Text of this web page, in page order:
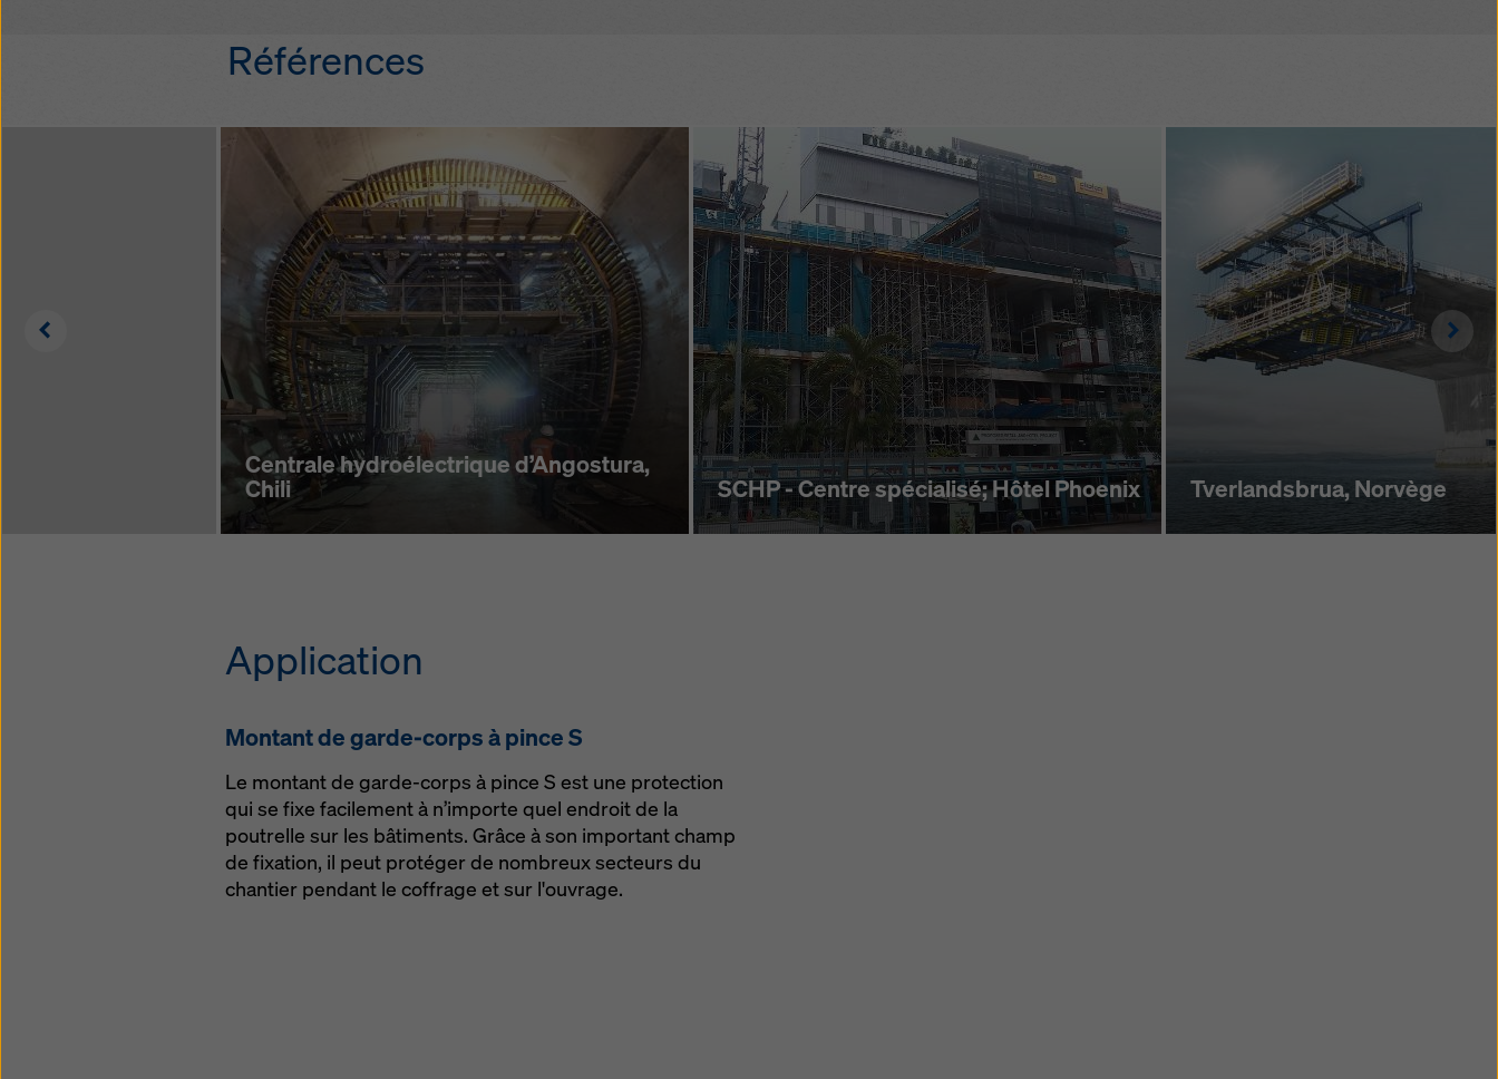
sur l'ou­v­rage et pen­dant le cof­f­rage
se­lon la norme EN 13374 clas­se A
Références
Centrale hydroélectrique d’Angostura,
Chili SCHP - Centre spécialisé; Hôtel Phoenix Tverlandsbrua, Norvège
Left
Ap­p­li­ca­tion
Mon­tant de garde-corps à pince S
Le montant de garde-corps à pince S est une protection
qui se fixe facilement à n’importe quel endroit de la
poutrelle sur les bâtiments. Grâce à son important champ
de fixation, il peut protéger de nombreux secteurs du
chantier pendant le coffrage et sur l'ouvrage.